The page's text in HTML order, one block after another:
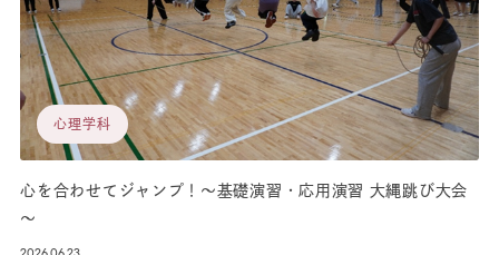
心理学科
心を合わせてジャンプ！～基礎演習・応用演習 大縄跳び大会
～